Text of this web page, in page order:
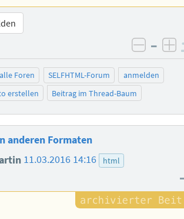
–
alle Foren SELFHTML-Forum
anmelden
erstellen
Beitrag im Thread-Baum
anderen Formaten
11.03.2016 14:16 html